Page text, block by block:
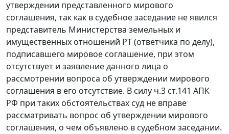
утверждении представленного мирового
соглашения, так как в судебное заседание не явился
представитель Министерства земельных и
имущественных отношений РТ (ответчика по делу),
подписавшего мировое соглашение, при этом
отсутствует и заявление данного лица о
рассмотрении вопроса об утверждении мирового
соглашения в его отсутствие. В силу ч.3 ст.141 АПК
РФ при таких обстоятельствах суд не вправе
рассматривать вопрос об утверждении мирового
соглашения, о чем объявлено в судебном заседании.